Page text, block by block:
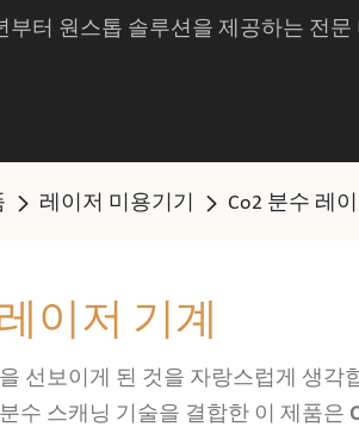
부터 원스톱 솔루션을 제공하는 전
레이저 미용기기 Co2 분수 레이
이저 기계
을 선보이게 된 것을 자랑스럽게 생각
수 스캐닝 기술을 결합한 이 제품은